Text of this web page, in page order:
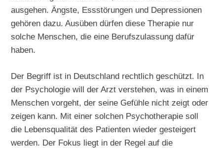
ausgehen. Ängste, Essstörungen und Depressionen
gehören dazu. Ausüben dürfen diese Therapie nur
solche Menschen, die eine Berufszulassung dafür
haben.
Der Begriff ist in Deutschland rechtlich geschützt. In
der Psychologie will der Arzt verstehen, was in einem
Menschen vorgeht, der seine Gefühle nicht zeigt oder
zeigen kann. Mit einer solchen Psychotherapie soll
die Lebensqualität des Patienten wieder gesteigert
werden. Der Fokus liegt in der Regel auf die